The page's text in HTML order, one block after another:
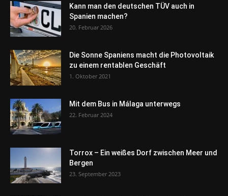
Kann man den deutschen TÜV auch in
Spanien machen?
20. Februar 2026
Die Sonne Spaniens macht die Photovoltaik
zu einem rentablen Geschäft
1. Oktober 2021
Mit dem Bus in Málaga unterwegs
22. Februar 2024
Torrox – Ein weißes Dorf zwischen Meer und
Bergen
23. September 2023